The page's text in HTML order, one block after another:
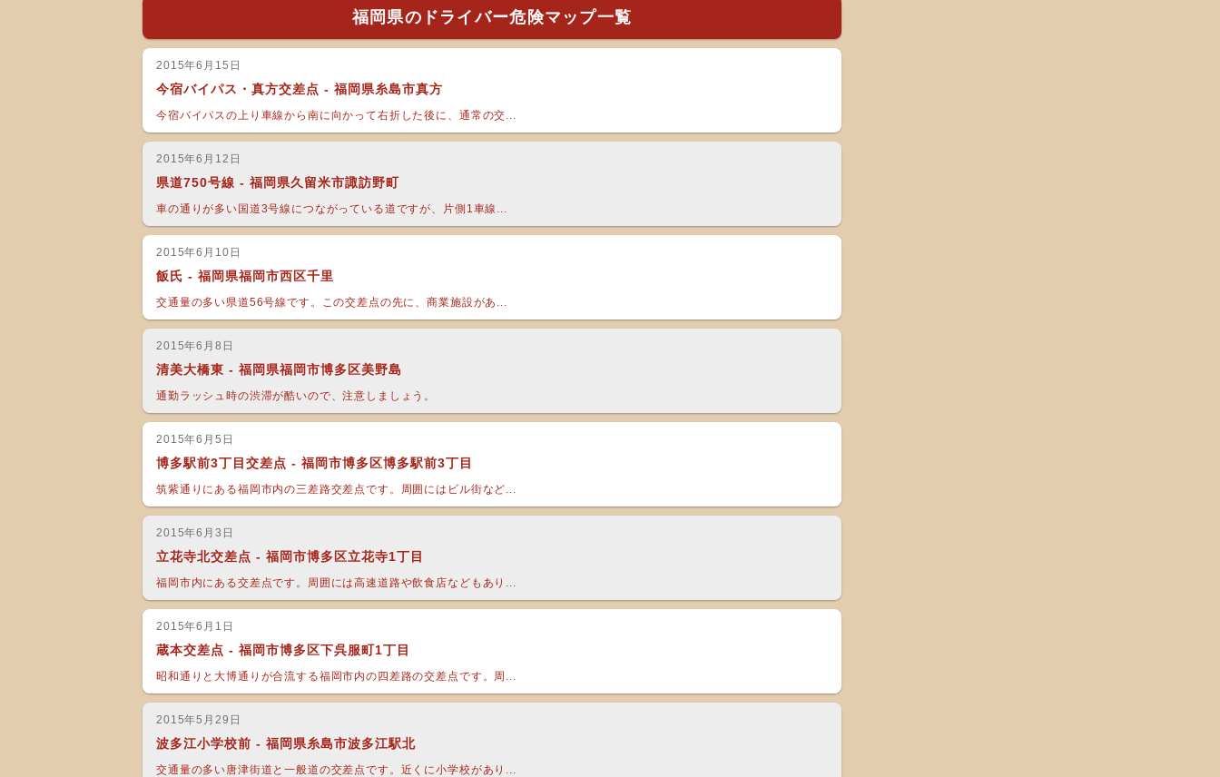
福岡県のドライバー危険マップ一覧
2015年6月15日
今宿バイパス・真方交差点 - 福岡県糸島市真方
今宿バイパスの上り車線から南に向かって右折した後に、通常の交...
2015年6月12日
県道750号線 - 福岡県久留米市諏訪野町
車の通りが多い国道3号線につながっている道ですが、片側1車線...
2015年6月10日
飯氏 - 福岡県福岡市西区千里
交通量の多い県道56号線です。この交差点の先に、商業施設があ...
2015年6月8日
清美大橋東 - 福岡県福岡市博多区美野島
通勤ラッシュ時の渋滞が酷いので、注意しましょう。
2015年6月5日
博多駅前3丁目交差点 - 福岡市博多区博多駅前3丁目
筑紫通りにある福岡市内の三差路交差点です。周囲にはビル街など...
2015年6月3日
立花寺北交差点 - 福岡市博多区立花寺1丁目
福岡市内にある交差点です。周囲には高速道路や飲食店などもあり...
2015年6月1日
蔵本交差点 - 福岡市博多区下呉服町1丁目
昭和通りと大博通りが合流する福岡市内の四差路の交差点です。周...
2015年5月29日
波多江小学校前 - 福岡県糸島市波多江駅北
交通量の多い唐津街道と一般道の交差点です。近くに小学校があり...